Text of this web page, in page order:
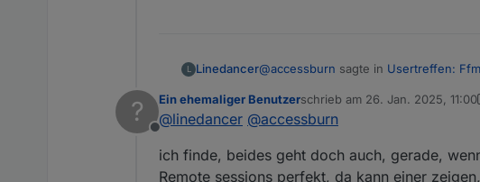
L Linedancer@accessburn sagte in Usertreffen: Ffm
Dann lasst uns das eine mal noch
Ja, das klingt für mich gut.
?
Offline
Ein ehemaliger Benutzerschrieb am 26. Jan. 2025, 11:00
zuletzt editiert von Ein
@linedancer @accessburn
ich finde, beides geht doch auch, gerade,
Remote sessions perfekt, da kann einer